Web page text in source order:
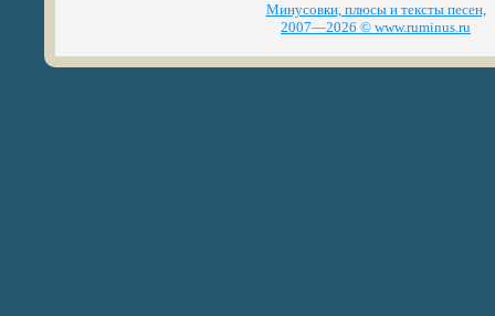
Минусовки, плюсы и тексты песен,
2007—2026 © www.ruminus.ru